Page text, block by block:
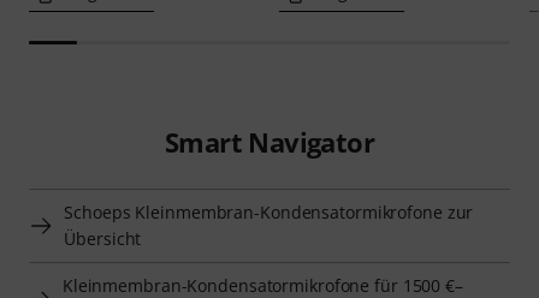
Smart Navigator
Schoeps Kleinmembran-Kondensatormikrofone zur
Übersicht
Kleinmembran-Kondensatormikrofone für 1500 €–